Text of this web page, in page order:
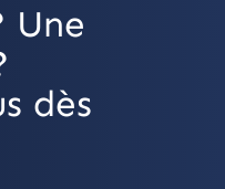
Une
dès